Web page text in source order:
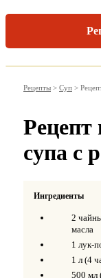
Рецепты > Суп >
Рецепт
супа с
Ингредиенты
2
масла
1 лук-
1 л (4
500 мл